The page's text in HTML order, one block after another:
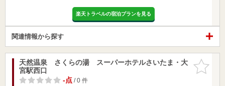
楽天トラベルの宿泊プランを見る
関連情報から探す
お気に入
りに追加
天然温泉 さくらの湯 スーパーホテルさいたま・大
宮駅西口
-点/ 0 件